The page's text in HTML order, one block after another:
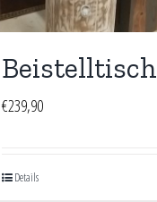
Beistelltisch
€239,90
Details